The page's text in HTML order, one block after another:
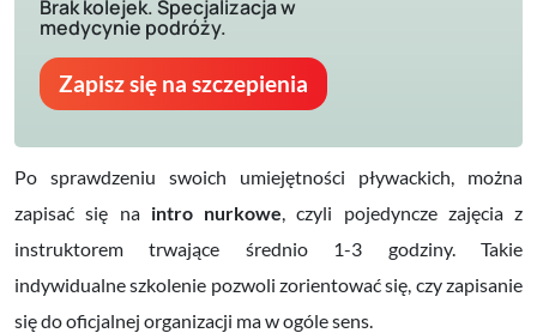
Brak kolejek. Specjalizacja w
medycynie podróży.
Zapisz się na szczepienia
Po sprawdzeniu swoich umiejętności pływackich, można
zapisać się na intro nurkowe, czyli pojedyncze zajęcia z
instruktorem trwające średnio 1-3 godziny. Takie
indywidualne szkolenie pozwoli zorientować się, czy zapisanie
się do oficjalnej organizacji ma w ogóle sens.